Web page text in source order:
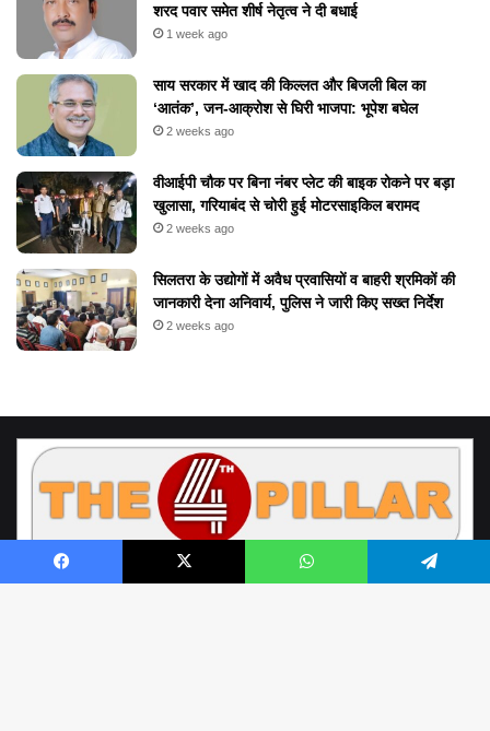
शरद पवार समेत शीर्ष नेतृत्व ने दी बधाई
1 week ago
​साय सरकार में खाद की किल्लत और बिजली बिल का
‘आतंक’, जन-आक्रोश से घिरी भाजपा: भूपेश बघेल
2 weeks ago
वीआईपी चौक पर बिना नंबर प्लेट की बाइक रोकने पर बड़ा
खुलासा, गरियाबंद से चोरी हुई मोटरसाइकिल बरामद
2 weeks ago
सिलतरा के उद्योगों में अवैध प्रवासियों व बाहरी श्रमिकों की
जानकारी देना अनिवार्य, पुलिस ने जारी किए सख्त निर्देश
2 weeks ago
Facebook X WhatsApp Telegram